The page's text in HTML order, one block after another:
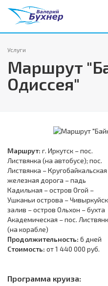
Услуги
Маршрут
Одиссея"
Маршрут: г. Иркутск – пос.
Листвянка (на автобусе); пос.
Листвянка – Кругобайкальская
железная дорога – падь
Кадильная – остров Огой –
Ушканьи острова –
залив – остров Ольхон – бухта
Академическая – пос.
(на корабле)
Продолжительность: 6 дней
Стоимость: от 1 440 000 руб.
Программа круиза: